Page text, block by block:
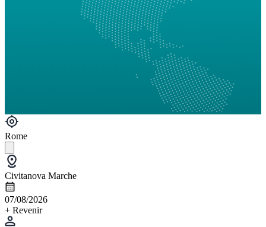
Rome
Civitanova Marche
07/08/2026
+ Revenir